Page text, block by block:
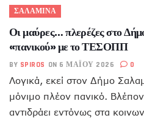
ΣΑΛΑΜΙΝΑ
Οι μαύρες… πλερέζες στο
«πανικού» με το ΤΕΣΟΠΠ
BY SPIROS ON 6 ΜΑΪ́ΟΥ 2026 0
Λογικά, εκεί στον Δήμο
μόνιμο πλέον πανικό.
αντιδράει εντόνως στα